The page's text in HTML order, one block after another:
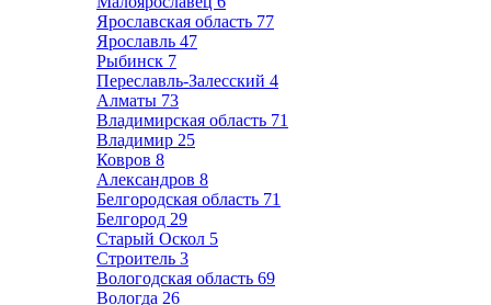
Ярославская область 77
Ярославль 47
Рыбинск 7
Переславль-Залесский 4
Алматы 73
Владимирская область 71
Владимир 25
Ковров 8
Александров 8
Белгородская область 71
Белгород 29
Старый Оскол 5
Строитель 3
Вологодская область 69
Вологда 26